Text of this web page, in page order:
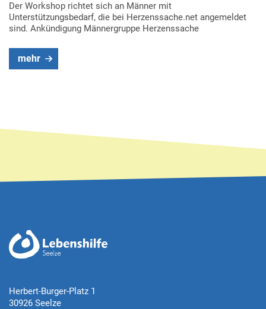
Der Workshop richtet sich an Männer mit
Unterstützungsbedarf, die bei Herzenssache.net angemeldet
sind. Ankündigung Männergruppe Herzenssache
mehr
Herbert-Burger-Platz 1
30926 Seelze